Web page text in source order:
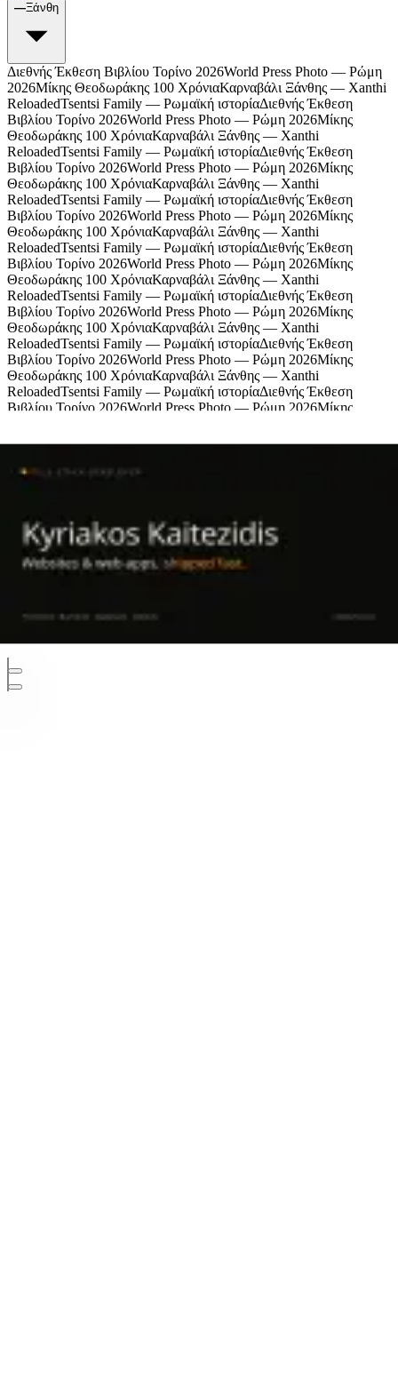
—Ξάνθη
Διεθνής Έκθεση Βιβλίου Τορίνο 2026World Press Photo — Ρώμη
2026Μίκης Θεοδωράκης 100 ΧρόνιαΚαρναβάλι Ξάνθης — Xanthi
ReloadedTsentsi Family — Ρωμαϊκή ιστορίαΔιεθνής Έκθεση
Βιβλίου Τορίνο 2026World Press Photo — Ρώμη 2026Μίκης
Θεοδωράκης 100 ΧρόνιαΚαρναβάλι Ξάνθης — Xanthi
ReloadedTsentsi Family — Ρωμαϊκή ιστορίαΔιεθνής Έκθεση
Βιβλίου Τορίνο 2026World Press Photo — Ρώμη 2026Μίκης
Θεοδωράκης 100 ΧρόνιαΚαρναβάλι Ξάνθης — Xanthi
ReloadedTsentsi Family — Ρωμαϊκή ιστορίαΔιεθνής Έκθεση
Βιβλίου Τορίνο 2026World Press Photo — Ρώμη 2026Μίκης
Θεοδωράκης 100 ΧρόνιαΚαρναβάλι Ξάνθης — Xanthi
ReloadedTsentsi Family — Ρωμαϊκή ιστορίαΔιεθνής Έκθεση
Βιβλίου Τορίνο 2026World Press Photo — Ρώμη 2026Μίκης
Θεοδωράκης 100 ΧρόνιαΚαρναβάλι Ξάνθης — Xanthi
ReloadedTsentsi Family — Ρωμαϊκή ιστορίαΔιεθνής Έκθεση
Βιβλίου Τορίνο 2026World Press Photo — Ρώμη 2026Μίκης
Θεοδωράκης 100 ΧρόνιαΚαρναβάλι Ξάνθης — Xanthi
ReloadedTsentsi Family — Ρωμαϊκή ιστορίαΔιεθνής Έκθεση
Βιβλίου Τορίνο 2026World Press Photo — Ρώμη 2026Μίκης
Θεοδωράκης 100 ΧρόνιαΚαρναβάλι Ξάνθης — Xanthi
ReloadedTsentsi Family — Ρωμαϊκή ιστορίαΔιεθνής Έκθεση
Βιβλίου Τορίνο 2026World Press Photo — Ρώμη 2026Μίκης
Χορηγοί
Πολιτισμός, μουσική και ζωή από την Ξάνθη
Developed and designed by KlawsFX